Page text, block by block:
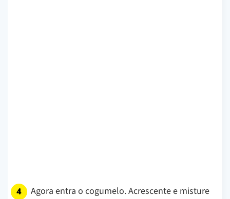
Agora entra o cogumelo. Acrescente e misture